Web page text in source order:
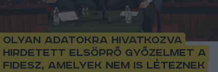
Olyan adatokra hivatkozva
hirdetett elsöprő győzelmet a
Fidesz, amelyek nem is léteznek